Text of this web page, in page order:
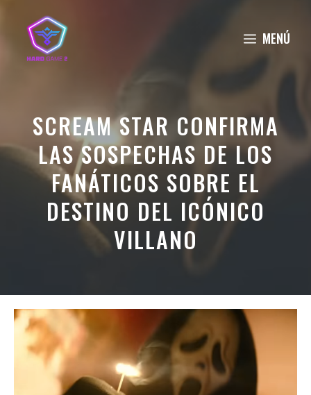
contenido
MENÚ
SCREAM STAR CONFIRMA
LAS SOSPECHAS DE LOS
FANÁTICOS SOBRE EL
DESTINO DEL ICÓNICO
VILLANO